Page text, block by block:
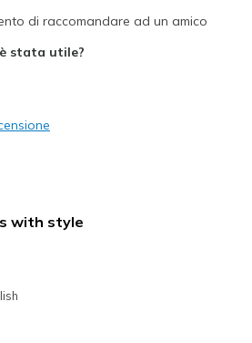
di raccomandare ad un amico
stata utile?
with style